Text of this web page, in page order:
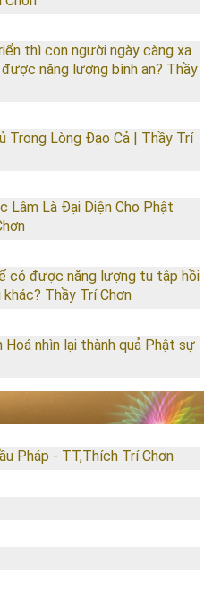
thì con người ngày càng xa
năng lượng bình an? Thầy
Trong Lòng Đạo Cả | Thầy Trí
Lâm Là Đại Diện Cho Phật
có được năng lượng tu tập hồi
Thầy Trí Chơn
Hoá nhìn lại thành quả Phật sự
Pháp - TT,Thích Trí Chơn